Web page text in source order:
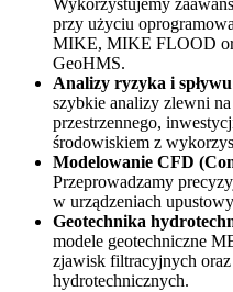
Wykorzystujemy
przy użyciu
MIKE, MIKE FLOOD
GeoHMS.
Analizy ryzyka i
szybkie analizy zlewni
przestrzennego,
środowiskiem z
Modelowanie CFD
Przeprowadzamy
w urządzeniach
Geotechnika
modele geotechniczne
zjawisk filtracyjnych
hydrotechnicznych.